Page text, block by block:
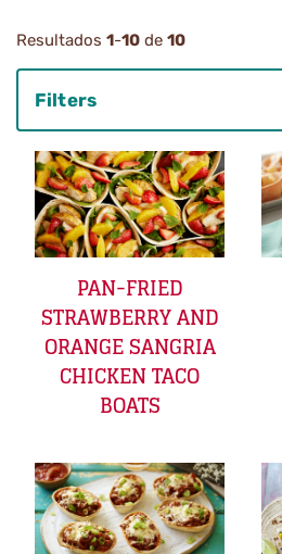
Resultados 1-10 de 10
Filters
Category
PAN-FRIED
STRAWBERRY AND
ORANGE SANGRIA
CHICKEN TACO
BOATS